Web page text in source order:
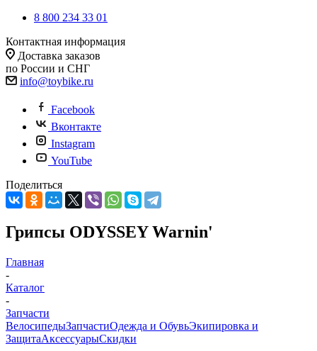
8 800 234 33 01
Контактная информация
Доставка заказов
по России и СНГ
info@toybike.ru
Facebook
Вконтакте
Instagram
YouTube
Поделиться
Грипсы ODYSSEY Warnin'
Главная
-
Каталог
-
Запчасти
ВелосипедыЗапчастиОдежда и ОбувьЭкипировка и
ЗащитаАксессуарыСкидки